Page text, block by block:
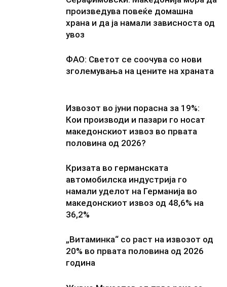
произведува повеќе домашна
храна и да ја намали зависноста од
увоз
ФАО: Светот се соочува со нови
зголемувања на цените на храната
Извозот во јуни порасна за 19%:
Кои производи и пазари го носат
македонскиот извоз во првата
половина од 2026?
Кризата во германската
автомобилска индустрија го
намали уделот на Германија во
македонскиот извоз од 48,6% на
36,2%
„Витаминка“ со раст на извозот од
20% во првата половина од 2026
година